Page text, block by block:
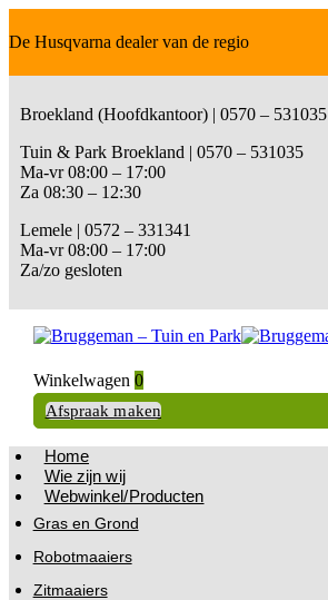
De Husqvarna dealer van de regio
Broekland (Hoofdkantoor) | 0570 – 531035
Tuin & Park Broekland | 0570 – 531035
Ma-vr 08:00 – 17:00
Za 08:30 – 12:30
Lemele | 0572 – 331341
Ma-vr 08:00 – 17:00
Za/zo gesloten
Winkelwagen 0
Afspraak maken
Home
Wie zijn wij
Webwinkel/Producten
Gras en Grond
Robotmaaiers
Zitmaaiers